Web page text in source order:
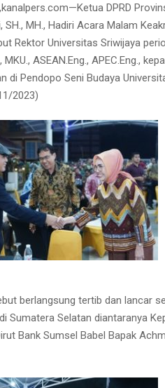
DPRD
SH., MH., Hadiri Acara Malam
Rektor Universitas Sriwijaya
MKU., ASEAN.Eng., APEC.Eng.,
di Pendopo Seni Budaya
2023)
berlangsung tertib dan lancar
Sumatera Selatan diantaranya
Bank Sumsel Babel Bapak